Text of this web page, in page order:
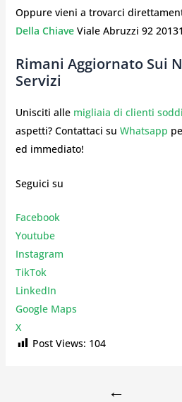
Oppure vieni a trovarci
Della ChiaveViale Abruzzi 92
Rimani Aggiornato Sui
Servizi
Unisciti alle migliaia di clienti
aspetti? Contattaci su Whatsapp
ed immediato!
Seguici su
Facebook
Youtube
Instagram
TikTok
LinkedIn
Google Maps
X
Post Views: 104
←